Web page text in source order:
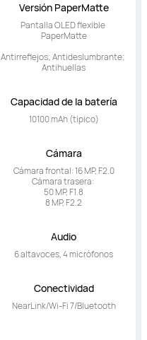
Versión PaperMatte
Pantalla OLED flexible
PaperMatte
Antirreflejos; Antideslumbrante;
Antihuellas
Capacidad de la batería
10100 mAh (típico)
Cámara
Cámara frontal: 16 MP, F2.0
Cámara trasera:
50 MP, F1.8
8 MP, F2.2
Audio
6 altavoces, 4 micrófonos
Conectividad
NearLink/Wi-Fi 7/Bluetooth